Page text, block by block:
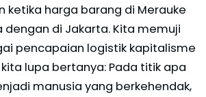
ketika harga barang di Merauke
dengan di Jakarta. Kita memuji
pencapaian logistik kapitalisme
lupa bertanya: Pada titik apa
manusia yang berkehendak,